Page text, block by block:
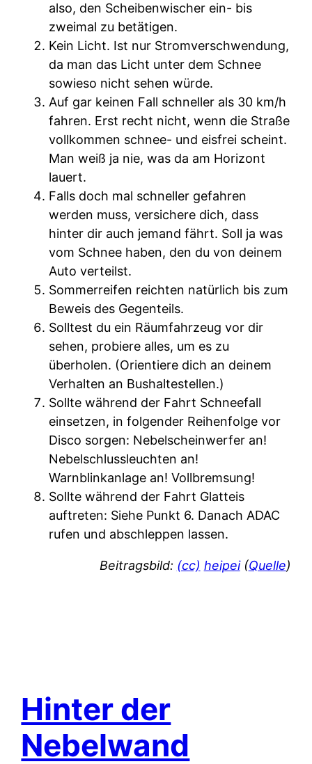
also, den Scheibenwischer ein- bis
zweimal zu betätigen.
Kein Licht. Ist nur Stromverschwendung,
da man das Licht unter dem Schnee
sowieso nicht sehen würde.
Auf gar keinen Fall schneller als 30 km/h
fahren. Erst recht nicht, wenn die Straße
vollkommen schnee- und eisfrei scheint.
Man weiß ja nie, was da am Horizont
lauert.
Falls doch mal schneller gefahren
werden muss, versichere dich, dass
hinter dir auch jemand fährt. Soll ja was
vom Schnee haben, den du von deinem
Auto verteilst.
Sommerreifen reichten natürlich bis zum
Beweis des Gegenteils.
Solltest du ein Räumfahrzeug vor dir
sehen, probiere alles, um es zu
überholen. (Orientiere dich an deinem
Verhalten an Bushaltestellen.)
Sollte während der Fahrt Schneefall
einsetzen, in folgender Reihenfolge vor
Disco sorgen: Nebelscheinwerfer an!
Nebelschlussleuchten an!
Warnblinkanlage an! Vollbremsung!
Sollte während der Fahrt Glatteis
auftreten: Siehe Punkt 6. Danach ADAC
rufen und abschleppen lassen.
Beitragsbild: (cc) heipei(Quelle)
Hinter der
Nebelwand